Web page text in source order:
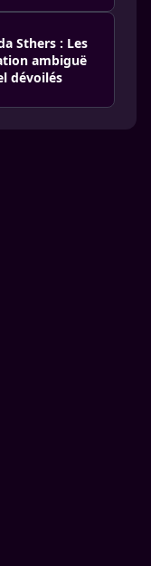
Sthers : Les
ambiguë
dévoilés